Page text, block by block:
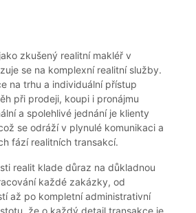
zkušený realitní makléř v
se na komplexní realitní služby.
na trhu a individuální přístup
při prodeji, koupi i pronájmu
a spolehlivé jednání je klienty
se odráží v plynulé komunikaci a
fází realitních transakcí.
realit klade důraz na důkladnou
každé zakázky, od
až po kompletní administrativní
že o každý detail transakce je